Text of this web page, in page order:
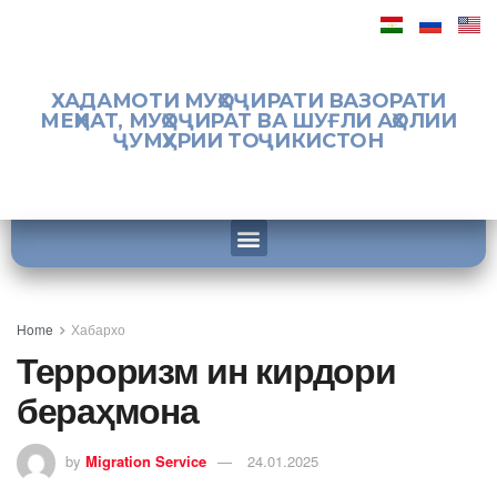
ХАДАМОТИ МУҲОҶИРАТИ ВАЗОРАТИ
МЕҲНАТ, МУҲОҶИРАТ ВА ШУҒЛИ АҲОЛИИ
ҶУМҲУРИИ ТОҶИКИСТОН
Home Хабархо
Терроризм ин кирдори
бераҳмона
by Migration Service 24.01.2025